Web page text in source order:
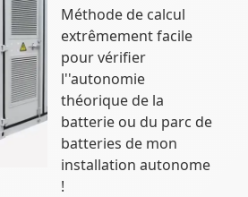
Méthode de calcul
extrêmement facile
pour vérifier
l''autonomie
théorique de la
batterie ou du parc de
batteries de mon
installation autonome
!